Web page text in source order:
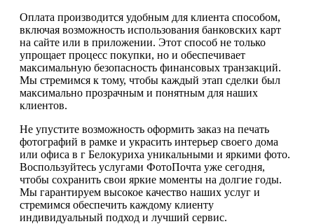
Оплата производится удобным для клиента способом,
включая возможность использования банковских карт
на сайте или в приложении. Этот способ не только
упрощает процесс покупки, но и обеспечивает
максимальную безопасность финансовых транзакций.
Мы стремимся к тому, чтобы каждый этап сделки был
максимально прозрачным и понятным для наших
клиентов.
Не упустите возможность оформить заказ на печать
фотографий в рамке и украсить интерьер своего дома
или офиса в г Белокуриха уникальными и яркими фото.
Воспользуйтесь услугами ФотоПочта уже сегодня,
чтобы сохранить свои яркие моменты на долгие годы.
Мы гарантируем высокое качество наших услуг и
стремимся обеспечить каждому клиенту
индивидуальный подход и лучший сервис.